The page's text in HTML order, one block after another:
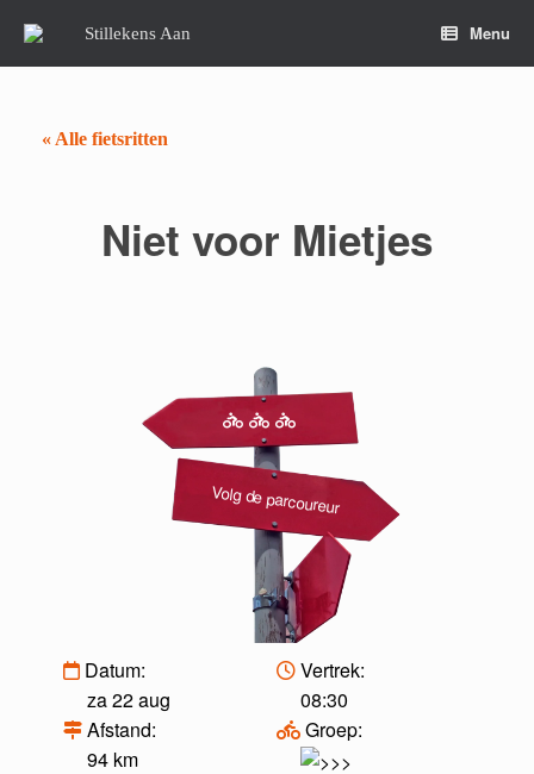
naar
Stillekens Aan Menu
« Alle fietsritten
Niet voor Mietjes
Volg de parcoureur
Datum:
za 22 aug
Vertrek:
08:30
Afstand:
94 km
Groep: